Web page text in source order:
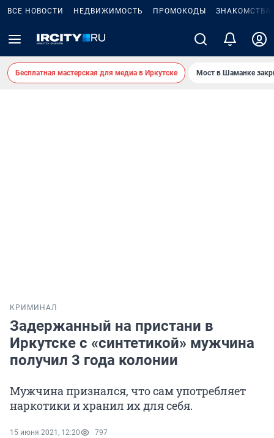
ВСЕ НОВОСТИ НЕДВИЖИМОСТЬ ПРОМОКОДЫ ЗНАКОМСТВА
Бесплатная мастерская для медиа в Иркутске Мост в Шаманке
КРИМИНАЛ
Задержанный на пристани в
Иркутске с «синтетикой» мужчина
получил 3 года колонии
Мужчина признался, что сам употребляет
наркотики и хранил их для себя.
15 июня 2021, 12:20 797